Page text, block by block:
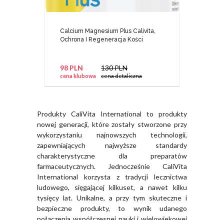
Calcium Magnesium Plus Calivita,
Ochrona I Regeneracja Kości
98 PLN
cena klubowa
130 PLN
cena detaliczna
Produkty CaliVita International to produkty
nowej generacji, które zostały stworzone przy
wykorzystaniu najnowszych technologii,
zapewniających najwyższe standardy
charakterystyczne dla preparatów
farmaceutycznych. Jednocześnie CaliVita
International korzysta z tradycji lecznictwa
ludowego, sięgającej kilkuset, a nawet kilku
tysięcy lat. Unikalne, a przy tym skuteczne i
bezpieczne produkty, to wynik udanego